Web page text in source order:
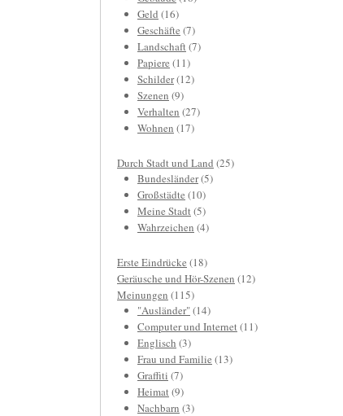
Geld (16)
Geschäfte (7)
Landschaft(7)
Papiere (11)
Schilder(12)
Szenen (9)
Verhalten (27)
Wohnen (17)
Durch Stadt und Land (25)
Bundesländer(5)
Großstädte (10)
Meine Stadt(5)
Wahrzeichen (4)
Erste Eindrücke (18)
Geräusche und Hör-Szenen (12)
Meinungen (115)
"Ausländer"(14)
Computer und Internet(11)
Englisch (3)
Frau und Familie (13)
Graffiti (7)
Heimat(9)
Nachbarn (3)